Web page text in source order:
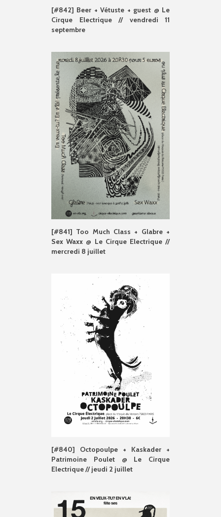
[#842] Beer + Vétuste + guest @ Le
Cirque Electrique // vendredi 11
septembre
[#841] Too Much Class + Glabre +
Sex Waxx @ Le Cirque Electrique //
mercredi 8 juillet
[#840] Octopoulpe + Kaskader +
Patrimoine Poulet @ Le Cirque
Electrique // jeudi 2 juillet